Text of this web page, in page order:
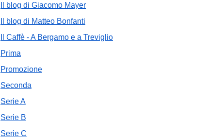
Il blog di Giacomo Mayer
Il blog di Matteo Bonfanti
Il Caffè - A Bergamo e a Treviglio
Prima
Promozione
Seconda
Serie A
Serie B
Serie C